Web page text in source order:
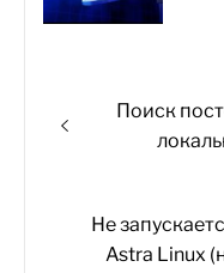
Навигация
по
запись:
Поиск
Следующая
запись:
Не
Astra Linux